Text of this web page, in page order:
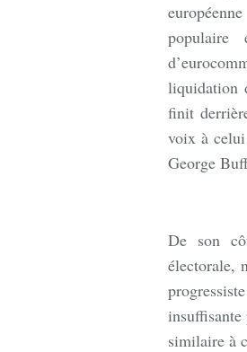
liquidation
finit
voix à
George
De son
électorale,
insuffisante
similaire à